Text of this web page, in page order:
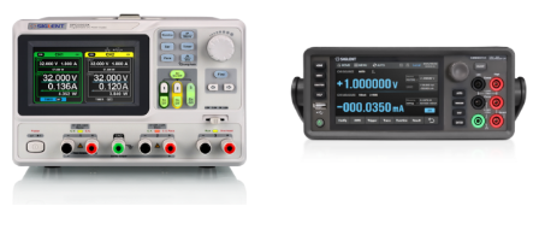
The
options
may
be
chosen
on
the
options
may
be
chosen